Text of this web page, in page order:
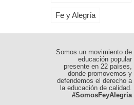
Fe y Alegría
Somos un movimiento de
educación popular
presente en 22 países,
donde promovemos y
defendemos el derecho a
la educación de calidad.
#SomosFeyAlegria